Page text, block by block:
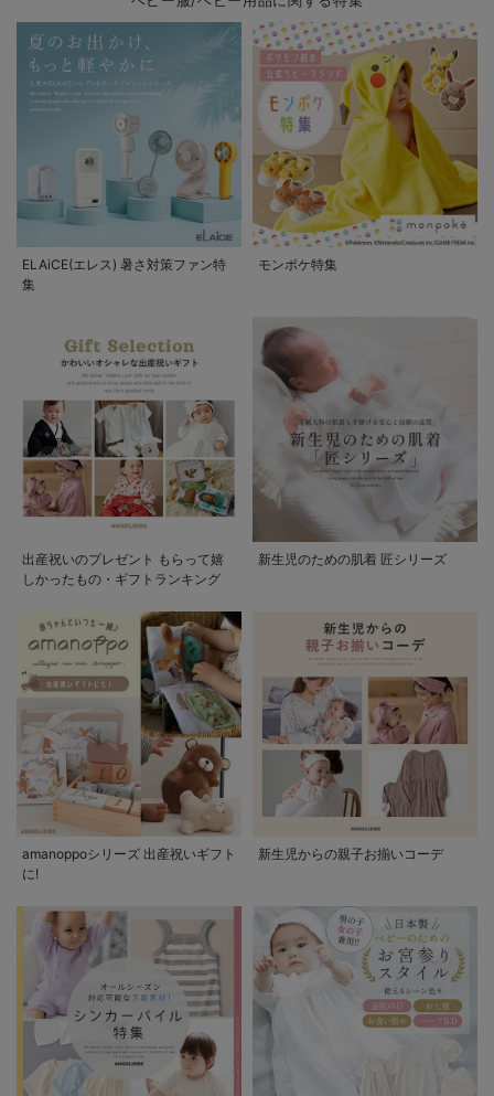
ELAiCE(エレス) 暑さ対策ファン特
集
モンポケ特集
出産祝いのプレゼント もらって嬉
しかったもの・ギフトランキング
新生児のための肌着 匠シリーズ
amanoppoシリーズ 出産祝いギフト
に!
新生児からの親子お揃いコーデ